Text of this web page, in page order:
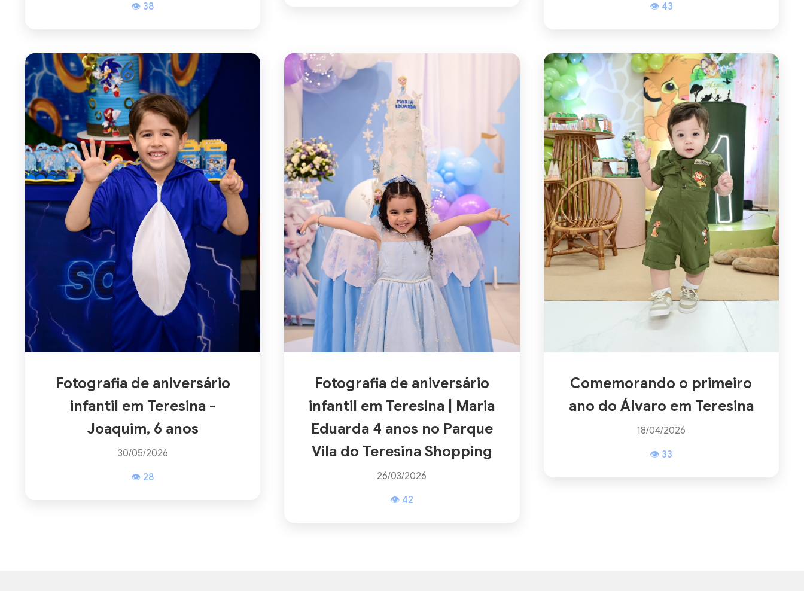
👁 38
👁 43
Fotografia de aniversário
infantil em Teresina -
Joaquim, 6 anos
30/05/2026
👁 28
Fotografia de aniversário
infantil em Teresina | Maria
Eduarda 4 anos no Parque
Vila do Teresina Shopping
26/03/2026
👁 42
Comemorando o primeiro
ano do Álvaro em Teresina
18/04/2026
👁 33